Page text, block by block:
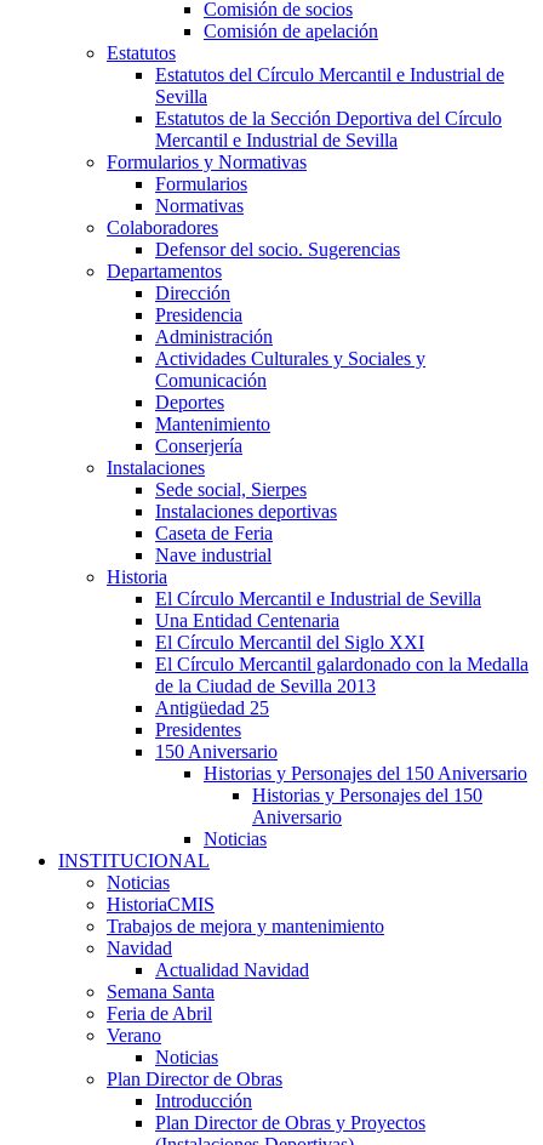
Comisión de socios
Comisión de apelación
Estatutos
Estatutos del Círculo Mercantil e Industrial de
Sevilla
Estatutos de la Sección Deportiva del Círculo
Mercantil e Industrial de Sevilla
Formularios y Normativas
Formularios
Normativas
Colaboradores
Defensor del socio. Sugerencias
Departamentos
Dirección
Presidencia
Administración
Actividades Culturales y Sociales y
Comunicación
Deportes
Mantenimiento
Conserjería
Instalaciones
Sede social, Sierpes
Instalaciones deportivas
Caseta de Feria
Nave industrial
Historia
El Círculo Mercantil e Industrial de Sevilla
Una Entidad Centenaria
El Círculo Mercantil del Siglo XXI
El Círculo Mercantil galardonado con la Medalla
de la Ciudad de Sevilla 2013
Antigüedad 25
Presidentes
150 Aniversario
Historias y Personajes del 150 Aniversario
Historias y Personajes del 150
Aniversario
Noticias
INSTITUCIONAL
Noticias
HistoriaCMIS
Trabajos de mejora y mantenimiento
Navidad
Actualidad Navidad
Semana Santa
Feria de Abril
Verano
Noticias
Plan Director de Obras
Introducción
Plan Director de Obras y Proyectos